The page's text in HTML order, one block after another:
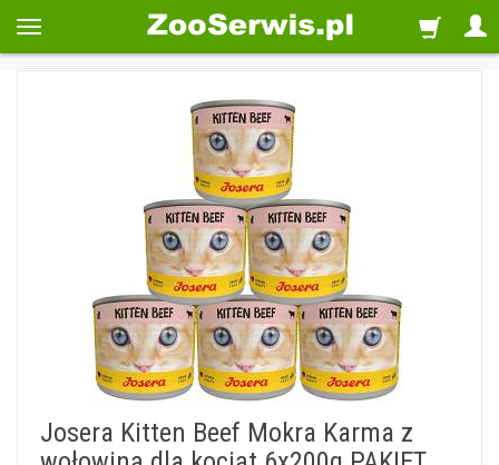
Josera Kitten Beef Mokra Karma z